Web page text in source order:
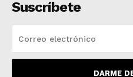
Suscríbete
DARME